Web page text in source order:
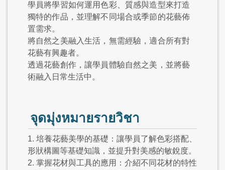
學員將學習如何運用色彩、質感與造型來打造
獨特的作品，並理解不同場合或季節的花藝佈
置需求。
將自然之美融入生活，無需經驗，適合所有對
花藝有興趣者。
透過花藝創作，讓學員體驗自然之美，並將藝
術融入日常生活中。
จุดมุ่งหมายรายวิชา
1. 培養花藝美學的基礎：讓學員了解色彩搭配、
形狀構圖等基礎知識，並提升對美感的敏銳度。
2. 掌握花材與工具的應用：介紹不同花材的特性